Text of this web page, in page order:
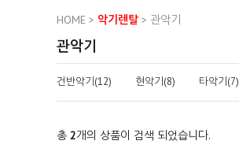
HOME > 악기렌탈 > 관악기
관악기
건반악기(12) 현악기(8) 타악기(7)
총 2개의 상품이 검색 되었습니다.